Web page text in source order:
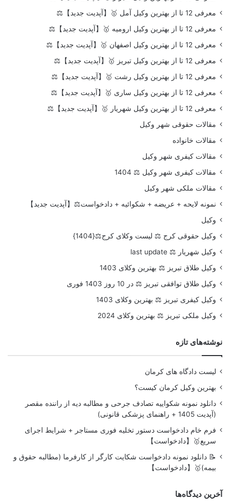
معرفی 12 تا از بهترین وکیل آمل 🥇【آپدیت جدید】⚖️
معرفی 12 تا از بهترین وکیل ارومیه 🥇【آپدیت جدید】⚖️
معرفی 12 تا از بهترین وکیل اصفهان 🥇【آپدیت جدید】⚖️
معرفی 12 تا از بهترین وکیل تبریز 🥇【آپدیت جدید】⚖️
معرفی 12 تا از بهترین وکیل رشت 🥇【آپدیت جدید】⚖️
معرفی 12 تا از بهترین وکیل ساری 🥇【آپدیت جدید】⚖️
معرفی 12 تا از بهترین وکیل شهریار 🥇【آپدیت جدید】⚖️
مقالات حقوقی شهر وکیل
مقالات خانواده
مقالات کیفری شهر وکیل
مقالات کیفری شهر وکیل ⚖️ 1404
مقالات ملکی شهر وکیل
نمونه لایحه + عریضه + شکوائیه + دادخواست⚖️【آپدیت جدید】
وکیل
وکیل حقوقی کرج ⚖️ لیست وکلای کرج⚖️{1404}
وکیل شهریار ⚖️ last update
وکیل طلاق تبریز ⚖️ بهترین وکلای 1403
وکیل طلاق توافقی تبریز ⚖️ در 10 روز 1403 فوری
وکیل کیفری تبریز ⚖️ بهترین وکلای 1403
وکیل ملکی تبریز ⚖️ بهترین وکلای 2024
نوشته‌های تازه
لیست دادگاه های کرمان
بهترین وکیل کرمان کیست؟
دانلود نمونه شکواییه تصادف جرحی و مطالبه دیه از راننده مقصر
(آپدیت 1405 + راهنمای پزشکی قانونی)
فرم خام دادخواست دستور تخلیه فوری مستاجر + شرایط اجرای
سریع🥇【دادخواست】
📝 دانلود نمونه دادخواست شکایت کارگر از کارفرما (مطالبه حقوق و
بیمه)🥇【دادخواست】
آخرین دیدگاه‌ها